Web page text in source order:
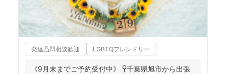
発達凸凹相談歓迎 LGBTQフレンドリー
《9月末までご予約受付中》 📍千葉県旭市から出張